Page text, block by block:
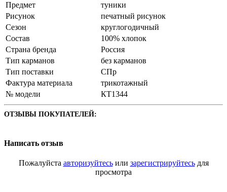
Предмет
туники
Рисунок
печатный рисунок
Сезон
круглогодичный
Состав
100% хлопок
Страна бренда
Россия
Тип карманов
без карманов
Тип поставки
СПр
Фактура материала
трикотажный
№ модели
КТ1344
ОТЗЫВЫ ПОКУПАТЕЛЕЙ:
Написать отзыв
Пожалуйста авторизуйтесьили зарегистрируйтесьдля
просмотра